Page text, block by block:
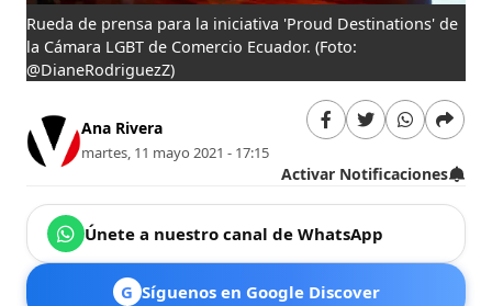
Rueda de prensa para la iniciativa 'Proud Destinations' de
la Cámara LGBT de Comercio Ecuador. (Foto:
@DianeRodriguezZ)
Ana Rivera
martes, 11 mayo 2021 - 17:15
Activar Notificaciones
Únete a nuestro canal de WhatsApp
G Síguenos en Google Discover